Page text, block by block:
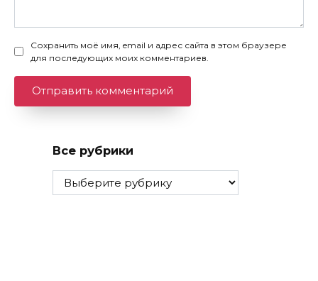
Сохранить моё имя, email и адрес сайта в этом браузере
для последующих моих комментариев.
Все рубрики
Все
рубрики